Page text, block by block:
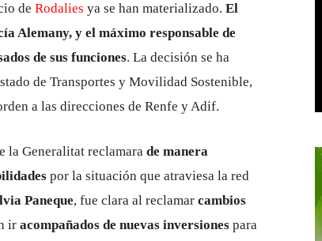
de Rodalies ya se han materializado. El
Alemany, y el máximo responsable de
de sus funciones. La decisión se ha
de Transportes y Movilidad Sostenible,
a las direcciones de Renfe y Adif.
la Generalitat reclamara de manera
por la situación que atraviesa la red
Paneque, fue clara al reclamar cambios
ir acompañados de nuevas inversiones para